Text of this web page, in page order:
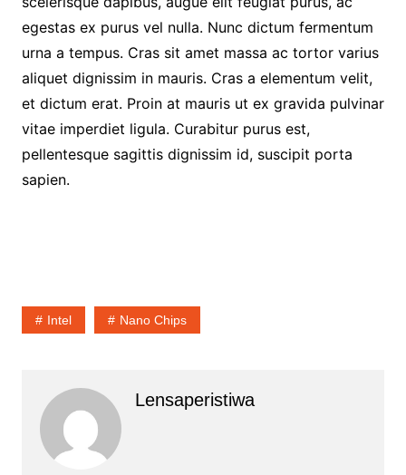
egestas ex purus vel nulla. Nunc dictum fermentum
urna a tempus. Cras sit amet massa ac tortor varius
aliquet dignissim in mauris. Cras a elementum velit,
et dictum erat. Proin at mauris ut ex gravida pulvinar
vitae imperdiet ligula. Curabitur purus est,
pellentesque sagittis dignissim id, suscipit porta
sapien.
Intel Nano Chips
Lensaperistiwa